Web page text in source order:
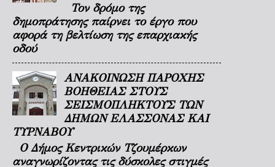
Τον δρόμο της
δημοπράτησης παίρνει το έργο που
αφορά τη βελτίωση της επαρχιακής
οδού
ΑΝΑΚΟΙΝΩΣΗ ΠΑΡΟΧΗΣ
ΒΟΗΘΕΙΑΣ ΣΤΟΥΣ
ΣΕΙΣΜΟΠΛΗΚΤΟΥΣ ΤΩΝ
ΔΗΜΩΝ ΕΛΑΣΣΟΝΑΣ ΚΑΙ
ΤΥΡΝΑΒΟΥ
Ο Δήμος Κεντρικών Τζουμέρκων
αναγνωρίζοντας τις δύσκολες στιγμές